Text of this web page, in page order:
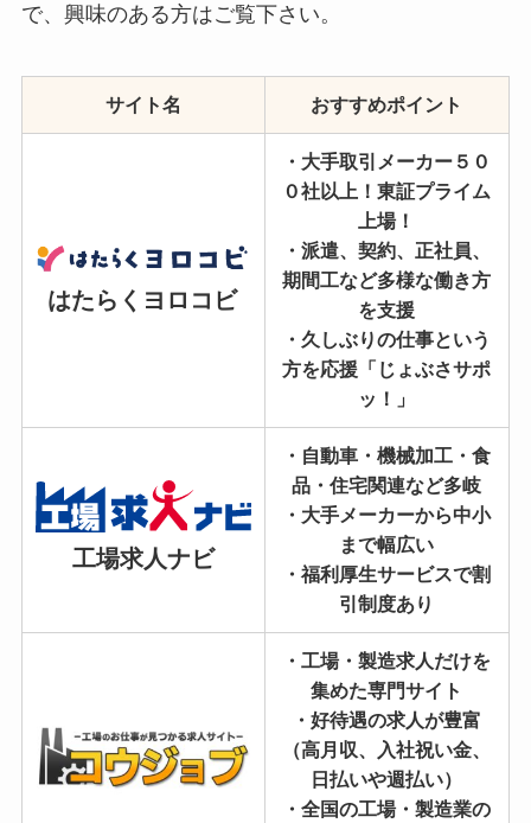
で、興味のある方はご覧下さい。
サイト名 おすすめポイント
はたらくヨロコビ
・大手取引メーカー５０
０社以上！東証プライム
上場！
・派遣、契約、正社員、
期間工など多様な働き方
を支援
・久しぶりの仕事という
方を応援「じょぶさサポ
ッ！」
工場求人ナビ
・自動車・機械加工・食
品・住宅関連など多岐
・大手メーカーから中小
まで幅広い
・福利厚生サービスで割
引制度あり
・工場・製造求人だけを
集めた専門サイト
・好待遇の求人が豊富
（高月収、入社祝い金、
日払いや週払い）
・全国の工場・製造業の